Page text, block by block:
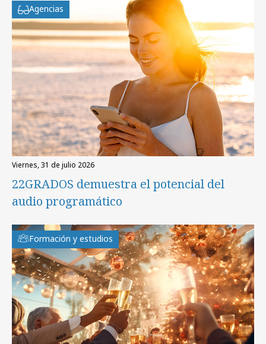
Agencias
viernes, 31 de julio 2026
22GRADOS demuestra el potencial del
audio programático
Formación y estudios